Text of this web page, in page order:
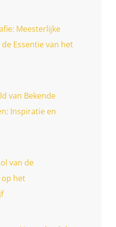
Meesterlijke
Essentie van het
van Bekende
Inspiratie en
van de
het